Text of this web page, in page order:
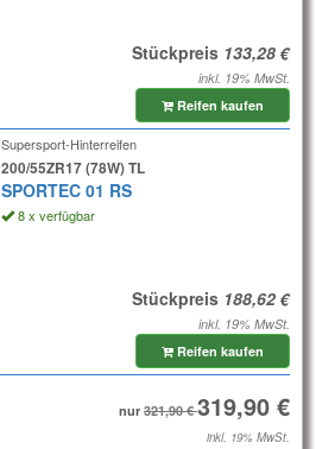
Stückpreis
inkl. 19% MwSt.
Reifen kaufen
Supersport-Hinterreifen
200/55ZR17 (78W) TL
SPORTEC 01 RS
8 x verfügbar
Stückpreis
inkl. 19% MwSt.
Reifen kaufen
nur
inkl. 19% MwSt.